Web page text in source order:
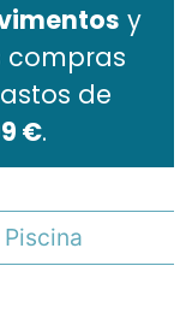
y
compras
de
€.